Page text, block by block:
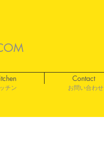
Contact
チン お問い合わせ